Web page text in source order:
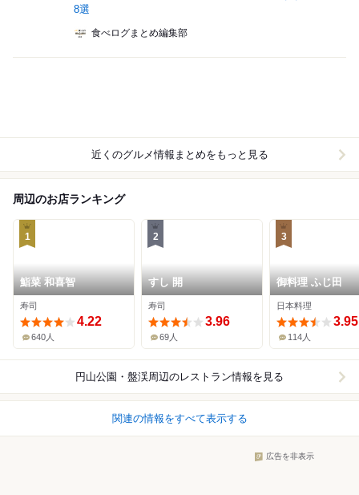
8選
食べログまとめ編集部
近くのグルメ情報まとめをもっと見る
周辺のお店ランキング
1
鮨菜 和喜智
寿司
4.22
640人
2
すし 開
寿司
3.96
69人
3
御料理 ふじ田
日本料理
3.95
114人
円山公園・盤渓周辺のレストラン情報を見る
関連の情報をすべて表示する
広告を非表示